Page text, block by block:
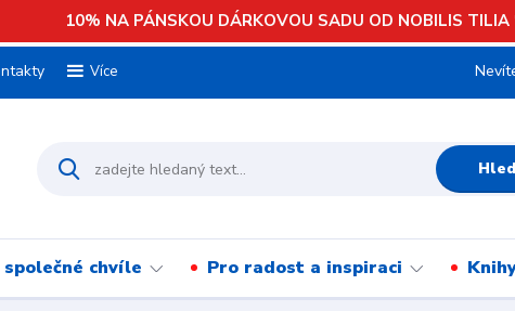
10% NA PÁNSKOU DÁRKOVOU SADU OD NOBILIS
Více
chvíle Pro radost a inspiraci